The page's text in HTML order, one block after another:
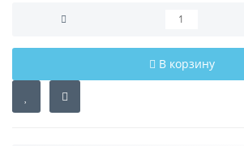
В корзину